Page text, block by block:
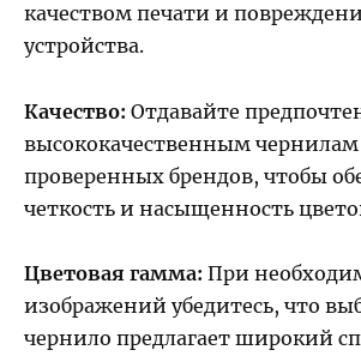
качеством печати и
устройства.
Качество: Отдавайте
высококачественным чернилам
проверенных брендов, чтобы
четкость и насыщенность
Цветовая гамма: При
изображений убедитесь, что
чернило предлагает широкий